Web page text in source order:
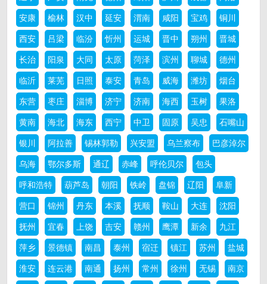
安康 榆林 汉中 延安 渭南 咸阳 宝鸡 铜川
西安 吕梁 临汾 忻州 运城 晋中 朔州 晋城
长治 阳泉 大同 太原 菏泽 滨州 聊城 德州
临沂 莱芜 日照 泰安 青岛 威海 潍坊 烟台
东营 枣庄 淄博 济宁 济南 海西 玉树 果洛
黄南 海北 海东 西宁 中卫 固原 吴忠 石嘴山
银川 阿拉善 锡林郭勒 兴安盟 乌兰察布 巴彦淖尔
乌海 鄂尔多斯 通辽 赤峰 呼伦贝尔 包头
呼和浩特 葫芦岛 朝阳 铁岭 盘锦 辽阳 阜新
营口 锦州 丹东 本溪 抚顺 鞍山 大连 沈阳
抚州 宜春 上饶 吉安 赣州 鹰潭 新余 九江
萍乡 景德镇 南昌 泰州 宿迁 镇江 苏州 盐城
淮安 连云港 南通 扬州 常州 徐州 无锡 南京